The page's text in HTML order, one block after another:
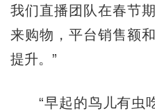
我们直播团队在春节
来购物，平台销售额
提升。”
“早起的鸟儿有虫吃